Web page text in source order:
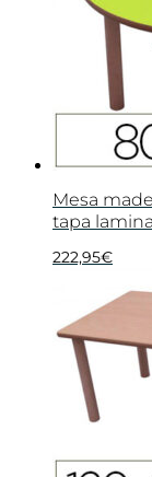
Mesa
tapa
222,95€